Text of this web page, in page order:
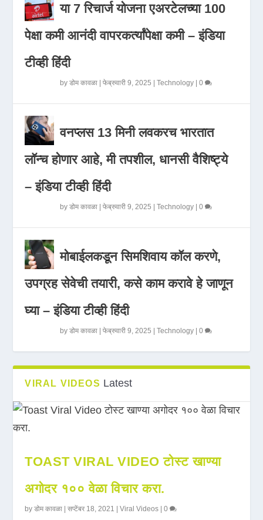
या 7 रिचार्ज योजना एअरटेलच्या 100
पेक्षा कमी आनंदी वापरकर्त्यांपेक्षा कमी – इंडिया
टीव्ही हिंदी
byडोम कावळा |फेब्रुवारी 9, 2025 |Technology |0
वनप्लस 13 मिनी लवकरच भारतात
लॉन्च होणार आहे, मी तपशील, धानसी वैशिष्ट्ये
– इंडिया टीव्ही हिंदी
byडोम कावळा |फेब्रुवारी 9, 2025 |Technology |0
मोबाईलकडून सिमशिवाय कॉल करणे,
उपग्रह सेवेची तयारी, कसे काम करावे हे जाणून
घ्या – इंडिया टीव्ही हिंदी
byडोम कावळा |फेब्रुवारी 9, 2025 |Technology |0
VIRAL VIDEOS Latest
TOAST VIRAL VIDEO टोस्ट खाण्या
अगोदर १०० वेळा विचार करा.
byडोम कावळा |सप्टेंबर 18, 2021 |Viral Videos |0